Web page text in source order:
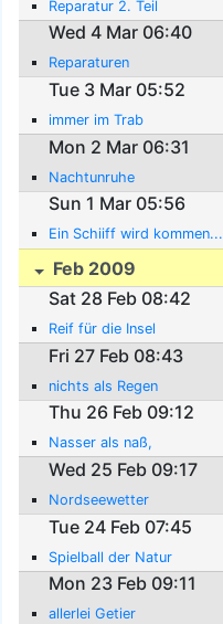
Reparatur 2. Teil
Wed 4 Mar 06:40
Reparaturen
Tue 3 Mar 05:52
immer im Trab
Mon 2 Mar 06:31
Nachtunruhe
Sun 1 Mar 05:56
Ein Schiiff wird kommen...
Feb 2009
Sat 28 Feb 08:42
Reif für die Insel
Fri 27 Feb 08:43
nichts als Regen
Thu 26 Feb 09:12
Nasser als naß,
Wed 25 Feb 09:17
Nordseewetter
Tue 24 Feb 07:45
Spielball der Natur
Mon 23 Feb 09:11
allerlei Getier